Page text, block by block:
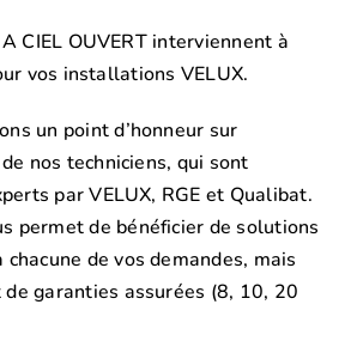
CIEL OUVERT interviennent à
vos installations VELUX.
un point d’honneur sur
nos techniciens, qui sont
par VELUX, RGE et Qualibat.
permet de bénéficier de solutions
chacune de vos demandes, mais
garanties assurées (8, 10, 20